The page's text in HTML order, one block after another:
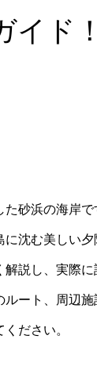
イド
砂浜の海岸
沈む美しい
説し、実際
ート、周辺
ださい。